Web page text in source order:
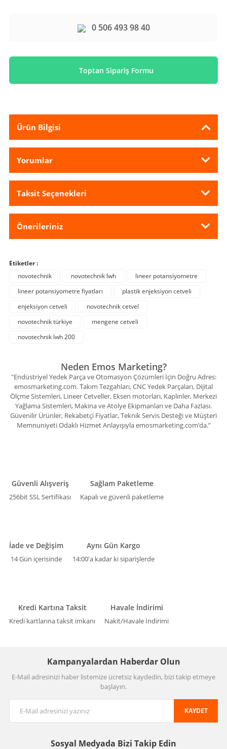
0 506 493 98 40
Toptan Sipariş Formu
Ürün Bilgisi
Yorumlar
Taksit Seçenekleri
Önerileriniz
Etiketler :
novotechnik
novotechnik lwh
lineer potansiyometre
lineer potansiyometre fiyatları
plastik enjeksiyon cetveli
enjeksiyon cetveli
novotechnik cetvel
novotechnik türkiye
mengene cetveli
novotechnik lwh 200
Neden Emos Marketing?
"Endüstriyel Yedek Parça ve Otomasyon Çözümleri İçin Doğru Adres:
emosmarketing.com. Takım Tezgahları, CNC Yedek Parçaları, Dijital
Ölçme Sistemleri, Lineer Cetveller, Eksen motorları, Kaplinler, Merkezi
Yağlama Sistemleri, Makina ve Atölye Ekipmanları ve Daha Fazlası.
Güvenilir Ürünler, Rekabetçi Fiyatlar, Teknik Servis Desteği ve Müşteri
Memnuniyeti Odaklı Hizmet Anlayışıyla emosmarketing.com’da.”
Güvenli Alışveriş
256bit SSL Sertifikası
Sağlam Paketleme
Kapalı ve güvenli paketleme
İade ve Değişim
14 Gün içerisinde
Aynı Gün Kargo
14:00'a kadar ki siparişlerde
Kredi Kartına Taksit
Kredi kartlarına taksit imkanı
Havale İndirimi
Nakit/Havale İndirimi
Kampanyalardan Haberdar Olun
E-Mail adresinizi haber listemize ücretsiz kaydedin, bizi takip etmeye
başlayın.
KAYDET
Sosyal Medyada Bizi Takip Edin